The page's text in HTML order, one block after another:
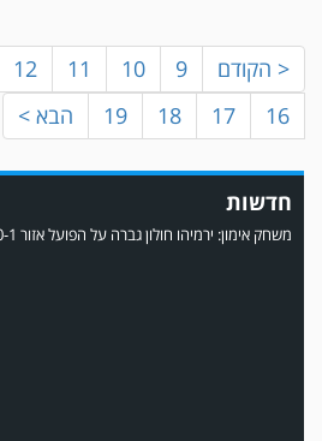
< הקודם 9
10
11
12
16
17
18
19 הבא >
חדשות
משחק אימון: ירמיהו חולון גברה על הפועל אזור 0-1 משער של אחמד מצרי.